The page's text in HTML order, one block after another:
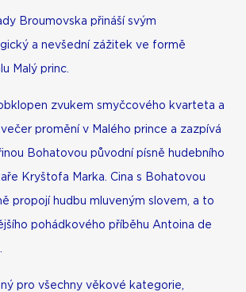
Broumovska přináší svým
a nevšední zážitek ve formě
Malý princ.
zvukem smyčcového kvarteta a
promění v Malého prince a zazpívá
Bohatovou původní písně hudebního
Kryštofa Marka. Cina s Bohatovou
propojí hudbu mluveným slovem, a to
pohádkového příběhu Antoina de
pro všechny věkové kategorie,